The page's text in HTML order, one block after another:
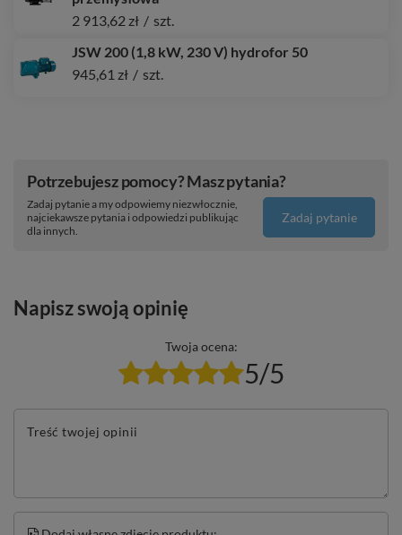
2 913,62 zł / szt.
JSW 200 (1,8 kW, 230 V) hydrofor 50
945,61 zł / szt.
Potrzebujesz pomocy? Masz pytania?
Zadaj pytanie a my odpowiemy niezwłocznie,
najciekawsze pytania i odpowiedzi publikując
dla innych.
Zadaj pytanie
Napisz swoją opinię
Twoja ocena:
5/5
Treść twojej opinii